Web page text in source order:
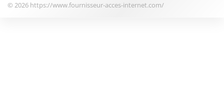
© 2026 https://www.fournisseur-acces-internet.com/